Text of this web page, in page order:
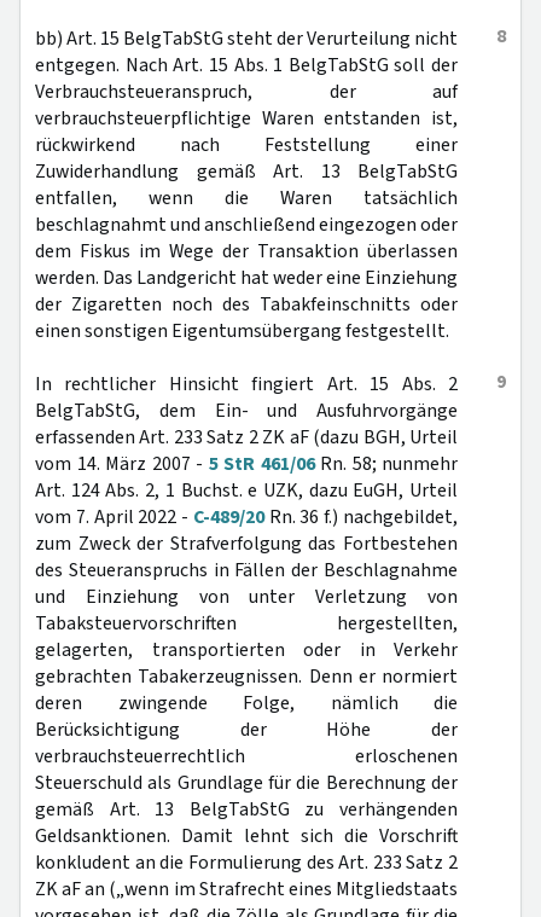
8
bb) Art. 15 BelgTabStG steht der Verurteilung nicht
entgegen. Nach Art. 15 Abs. 1 BelgTabStG soll der
Verbrauchsteueranspruch, der auf
verbrauchsteuerpflichtige Waren entstanden ist,
rückwirkend nach Feststellung einer
Zuwiderhandlung gemäß Art. 13 BelgTabStG
entfallen, wenn die Waren tatsächlich
beschlagnahmt und anschließend eingezogen oder
dem Fiskus im Wege der Transaktion überlassen
werden. Das Landgericht hat weder eine Einziehung
der Zigaretten noch des Tabakfeinschnitts oder
einen sonstigen Eigentumsübergang festgestellt.
9
In rechtlicher Hinsicht fingiert Art. 15 Abs. 2
BelgTabStG, dem Ein- und Ausfuhrvorgänge
erfassenden Art. 233 Satz 2 ZK aF (dazu BGH, Urteil
vom 14. März 2007 - 5 StR 461/06Rn. 58; nunmehr
Art. 124 Abs. 2, 1 Buchst. e UZK, dazu EuGH, Urteil
vom 7. April 2022 - C-489/20Rn. 36 f.) nachgebildet,
zum Zweck der Strafverfolgung das Fortbestehen
des Steueranspruchs in Fällen der Beschlagnahme
und Einziehung von unter Verletzung von
Tabaksteuervorschriften hergestellten,
gelagerten, transportierten oder in Verkehr
gebrachten Tabakerzeugnissen. Denn er normiert
deren zwingende Folge, nämlich die
Berücksichtigung der Höhe der
verbrauchsteuerrechtlich erloschenen
Steuerschuld als Grundlage für die Berechnung der
gemäß Art. 13 BelgTabStG zu verhängenden
Geldsanktionen. Damit lehnt sich die Vorschrift
konkludent an die Formulierung des Art. 233 Satz 2
ZK aF an („wenn im Strafrecht eines Mitgliedstaats